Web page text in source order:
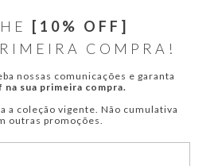
[10% OFF]
COMPRA!
nossas comunicações e garanta
na sua primeira compra.
a coleção vigente. Não cumulativa
outras promoções.